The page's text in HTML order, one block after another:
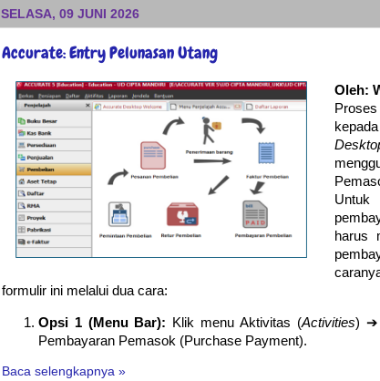
SELASA, 09 JUNI 2026
Accurate: Entry Pelunasan Utang
Oleh:
harus
formulir ini melalui dua cara:
Opsi 1 (Menu Bar): Klik menu Aktivitas (Activities) ➔
Pembayaran Pemasok (Purchase Payment).
Baca selengkapnya »